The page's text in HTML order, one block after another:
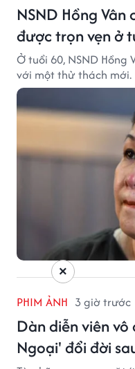
NSND Hồng
được trọn vẹn ở
Ở tuổi 60, NSND Hồng
với một thử thách mới.
PHIM ẢNH 3 giờ trước
Dàn diễn viên
Ngoại' đổi đời
×